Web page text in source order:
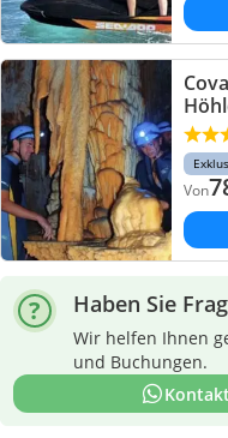
Von
Haben Sie
Wir helfen Ihnen
und Buchungen.